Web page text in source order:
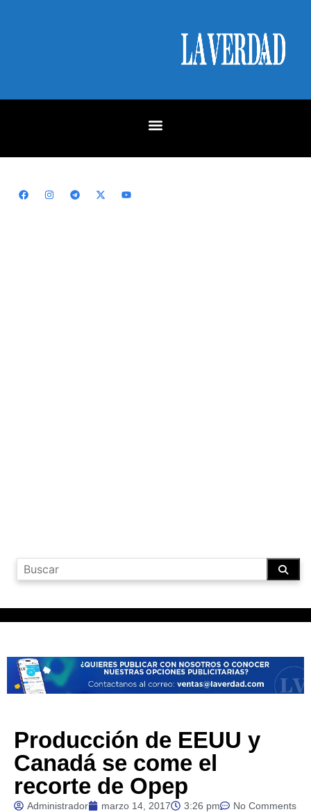
Producción de EEUU y
Canadá se come el
recorte de Opep
Administrador marzo 14, 2017 3:26 pm No Comments